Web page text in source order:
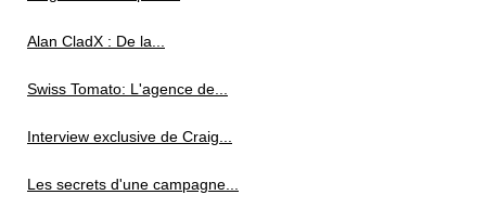
Alan CladX : De la...
Swiss Tomato: L'agence de...
Interview exclusive de Craig...
Les secrets d'une campagne...